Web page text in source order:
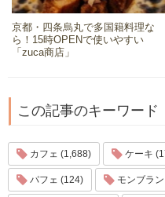
京都・四条烏丸で多国籍料理な
ら！15時OPENで使いやすい
「zuca商店」
この記事のキーワード
カフェ (1,688) ケーキ
パフェ (124) モンブラ